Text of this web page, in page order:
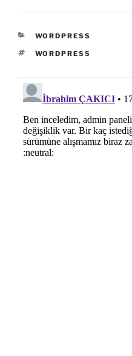
KATEGORILER
WORDPRESS
ETIKETLER
WORDPRESS